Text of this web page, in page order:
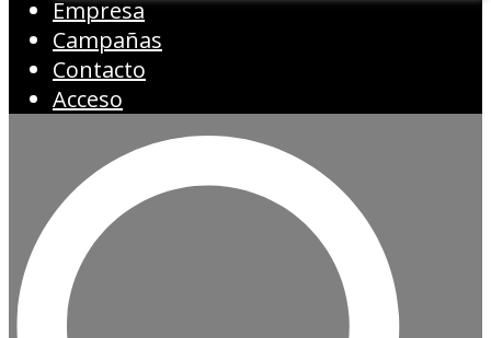
Empresa
Campañas
Contacto
Acceso